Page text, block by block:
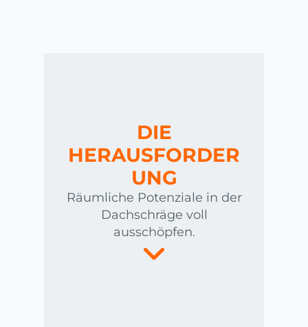
DIE
HERAUSFORDER
UNG
Räumliche Potenziale in der
Dachschräge voll
ausschöpfen.